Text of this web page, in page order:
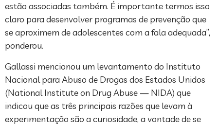
estão associadas também. É importante termos isso
claro para desenvolver programas de prevenção que
se aproximem de adolescentes com a fala adequada”,
ponderou.
Gallassi mencionou um levantamento do Instituto
Nacional para Abuso de Drogas dos Estados Unidos
(National Institute on Drug Abuse — NIDA) que
indicou que as três principais razões que levam à
experimentação são a curiosidade, a vontade de se